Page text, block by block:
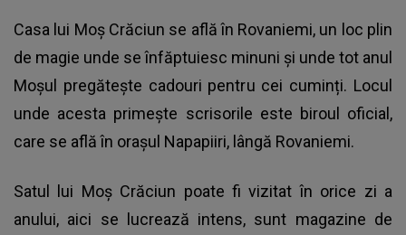
Casa lui Moș Crăciun se află în Rovaniemi, un loc plin
de magie unde se înfăptuiesc minuni și unde tot anul
Moșul pregătește cadouri pentru cei cuminți. Locul
unde acesta primește scrisorile este biroul oficial,
care se află în orașul Napapiiri, lângă Rovaniemi.
Satul lui Moș Crăciun poate fi vizitat în orice zi a
anului, aici se lucrează intens, sunt magazine de